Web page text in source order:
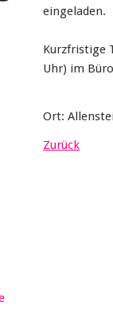
eingeladen.
Kurzfristige
Uhr) im
Ort:
Zurück